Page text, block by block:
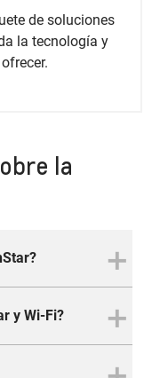
de soluciones
la tecnología y
la
la compra
A partir de
cuentan con
y Wi-Fi?